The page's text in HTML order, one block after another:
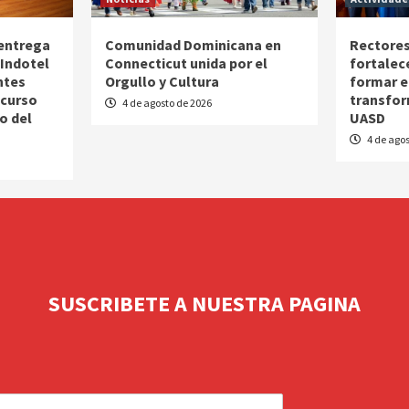
del
Comunidad Dominicana en
Connecticut unida por el
Orgullo y Cultura
4 de agosto de 2026
formar
UASD
4 de
SUSCRIBETE A NUESTRA PAGINA